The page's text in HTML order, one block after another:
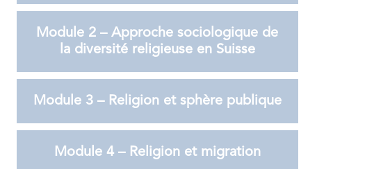
Module 2 – Approche sociologique de
la diversité religieuse en Suisse
Module 3 – Religion et sphère publique
Module 4 – Religion et migration